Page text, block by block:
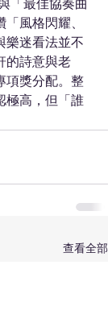
「最佳協奏曲
風格閃耀、
樂迷看法並不
的詩意與老
項獎分配。整
極高，但「誰
查看全部